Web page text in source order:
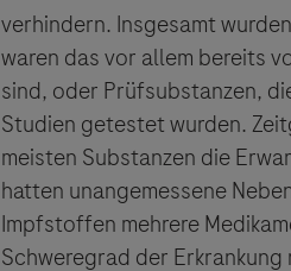
verhindern. Insgesamt
waren das vor allem bereits
sind, oder Prüfsubstanzen,
Studien getestet wurden.
meisten Substanzen die
hatten unangemessene
Impfstoffen mehrere
Schweregrad der